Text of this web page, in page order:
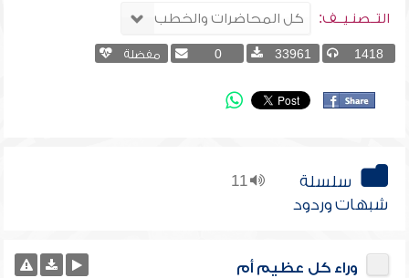
التــصنـيــف:
1418
33961
0 مفضلة
11
سلسلة
شبهات وردود
وراء كل عظيم أم